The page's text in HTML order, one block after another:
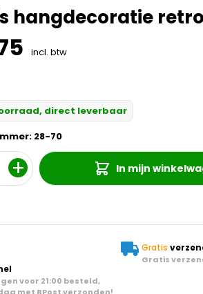
hangdecoratie
incl. btw
direct leverbaar
28-70
In mijn
voor 21:00 besteld,
Gratis
Gratis